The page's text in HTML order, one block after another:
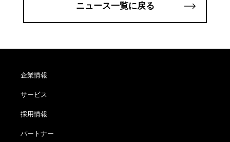
ニュース一覧に戻る
企業情報
サービス
採用情報
パートナー